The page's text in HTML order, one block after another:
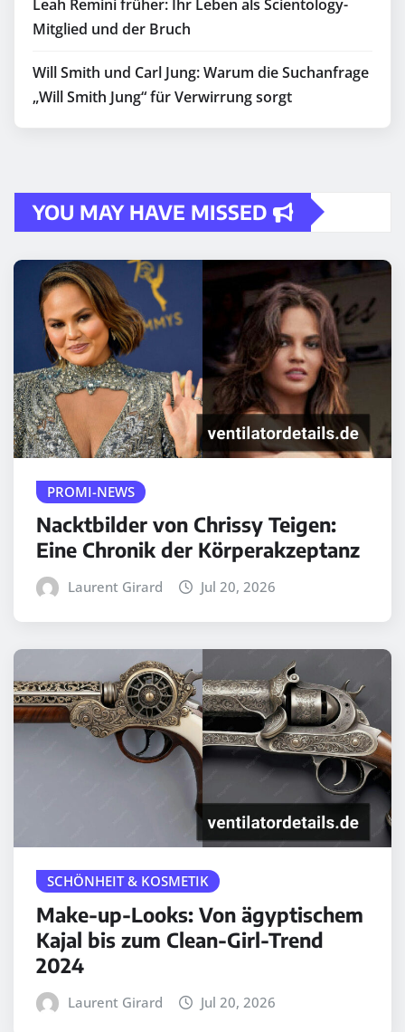
Leah Remini früher: Ihr Leben als Scientology-
Mitglied und der Bruch
Will Smith und Carl Jung: Warum die Suchanfrage
„Will Smith Jung“ für Verwirrung sorgt
YOU MAY HAVE MISSED
PROMI-NEWS
Nacktbilder von Chrissy Teigen:
Eine Chronik der Körperakzeptanz
Laurent Girard Jul 20, 2026
SCHÖNHEIT & KOSMETIK
Make-up-Looks: Von ägyptischem
Kajal bis zum Clean-Girl-Trend
2024
Laurent Girard Jul 20, 2026